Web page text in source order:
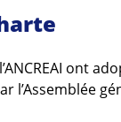
ont
l’Assemblée